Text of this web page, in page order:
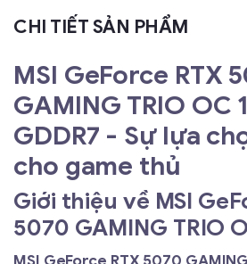
CHI TIẾT SẢN PHẨM
MSI GeForce RTX
GAMING TRIO OC
GDDR7 - Sự lựa
cho game thủ
Giới thiệu về MSI
5070 GAMING TRIO